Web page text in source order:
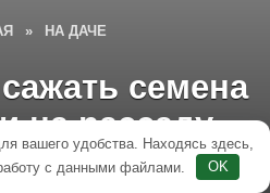
» НА ДАЧЕ
семена
на рассаду
вашего удобства. Находясь здесь,
с данными файлами.
OK